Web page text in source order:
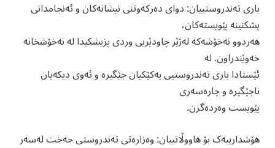
باری تەندروستییان: دوای دەرکەوتنی نیشانەکان و ئەنجامدانی
پشکنینە پێویستەکان،
هەردوو نەخۆشەکە لەژێر چاودێریی وردی پزیشکیدا لە نەخۆشخانە
خەوێندراون. لە
ئێستادا باری تەندروستیی یەکێکیان جێگیرە و ئەوی دیکەیان
ناجێگیرە و چارەسەری
پێویست وەردەگرن.
هۆشدارییەک بۆ هاووڵاتییان: وەزارەتی تەندروستی جەخت لەسەر